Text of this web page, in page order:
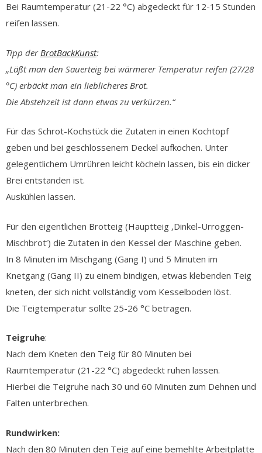
Bei Raumtemperatur (21-22 °C) abgedeckt für 12-15 Stunden
reifen lassen.
Tipp der BrotBackKunst:
„Läßt man den Sauerteig bei wärmerer Temperatur reifen (27/28
°C) erbäckt man ein lieblicheres Brot.
Die Abstehzeit ist dann etwas zu verkürzen.“
Für das Schrot-Kochstück die Zutaten in einen Kochtopf
geben und bei geschlossenem Deckel aufkochen. Unter
gelegentlichem Umrühren leicht köcheln lassen, bis ein dicker
Brei entstanden ist.
Auskühlen lassen.
Für den eigentlichen Brotteig (Hauptteig ‚Dinkel-Urroggen-
Mischbrot‘) die Zutaten in den Kessel der Maschine geben.
In 8 Minuten im Mischgang (Gang I) und 5 Minuten im
Knetgang (Gang II) zu einem bindigen, etwas klebenden Teig
kneten, der sich nicht vollständig vom Kesselboden löst.
Die Teigtemperatur sollte 25-26 °C betragen.
Teigruhe:
Nach dem Kneten den Teig für 80 Minuten bei
Raumtemperatur (21-22 °C) abgedeckt ruhen lassen.
Hierbei die Teigruhe nach 30 und 60 Minuten zum Dehnen und
Falten unterbrechen.
Rundwirken:
Nach den 80 Minuten den Teig auf eine bemehlte Arbeitplatte